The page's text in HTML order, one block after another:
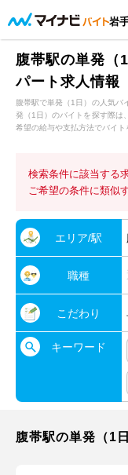
岩
腹帯駅の単発（
パート求人情報
腹帯駅で単発（1日）の人気バ
発（1日）のバイトを探す際は
希望の給与や支払方法でバイト
検索条件に該当する
ご希望の条件に類似
エリア/駅
職種
こだわり
キーワード
腹帯駅の単発（1